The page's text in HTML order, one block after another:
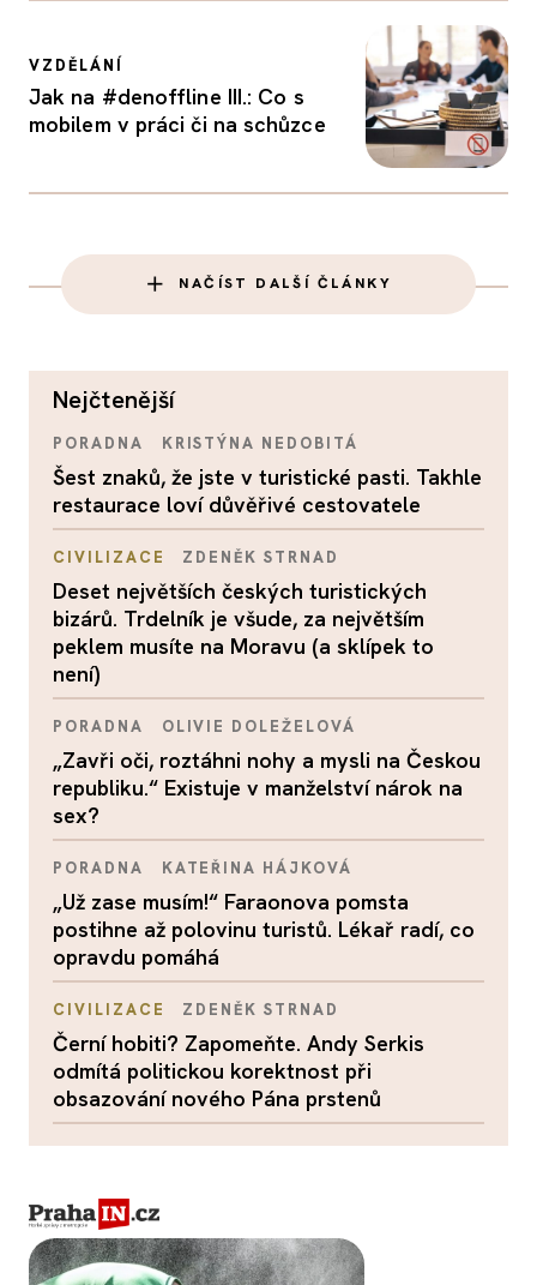
VZDĚLÁNÍ
Jak na #denoffline III.: Co s
mobilem v práci či na schůzce
NAČÍST DALŠÍ ČLÁNKY
nejčtenější
PORADNA KRISTÝNA NEDOBITÁ
Šest znaků, že jste v turistické pasti. Takhle
restaurace loví důvěřivé cestovatele
CIVILIZACE ZDENĚK STRNAD
Deset největších českých turistických
bizárů. Trdelník je všude, za největším
peklem musíte na Moravu (a sklípek to
není)
PORADNA OLIVIE DOLEŽELOVÁ
„Zavři oči, roztáhni nohy a mysli na Českou
republiku.“ Existuje v manželství nárok na
sex?
PORADNA KATEŘINA HÁJKOVÁ
„Už zase musím!“ Faraonova pomsta
postihne až polovinu turistů. Lékař radí, co
opravdu pomáhá
CIVILIZACE ZDENĚK STRNAD
Černí hobiti? Zapomeňte. Andy Serkis
odmítá politickou korektnost při
obsazování nového Pána prstenů